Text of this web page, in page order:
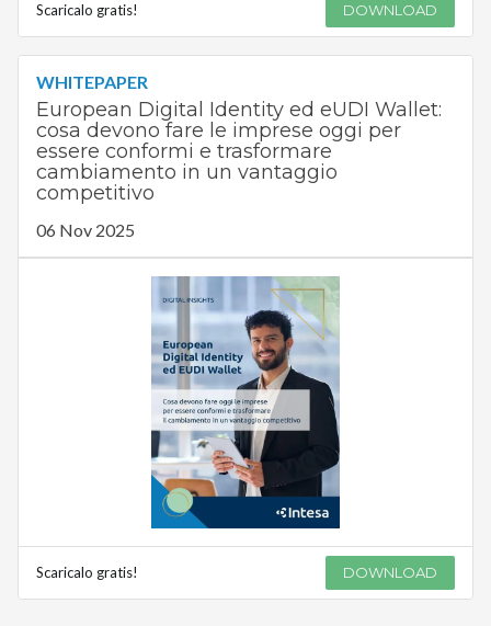
Scaricalo gratis! DOWNLOAD
WHITEPAPER
European Digital Identity ed eUDI Wallet:
cosa devono fare le imprese oggi per
essere conformi e trasformare
cambiamento in un vantaggio
competitivo
06 Nov 2025
Scaricalo gratis! DOWNLOAD